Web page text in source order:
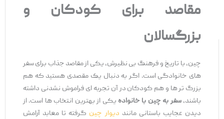
مقاصد برای کودکان و
بزرگسالان
چین، با تاریخ و فرهنگ بی ‌نظیرش، یکی از مقاصد جذاب برای سفر
های خانوادگی است. اگر به دنبال یک مقصدی هستید که هم
بزرگ ‌تر ها و هم کودکان در آن تجربه ‌ای فراموش ‌نشدنی داشته
باشند،سفر به چین با خانوادهیکی از بهترین انتخاب ‌ها است. از
دیدن عجایب باستانی ماننددیوار چینگرفته تا معابد آرامش